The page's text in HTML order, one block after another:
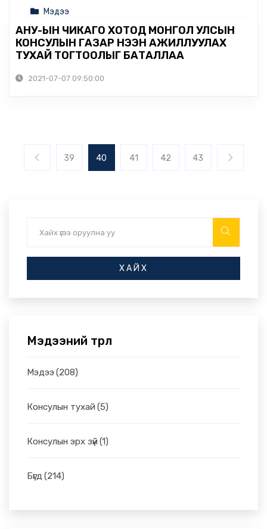
Мэдээ
АНУ-ЫН ЧИКАГО ХОТОД МОНГОЛ УЛСЫН
КОНСУЛЫН ГАЗАР НЭЭН АЖИЛЛУУЛАХ
ТУХАЙ ТОГТООЛЫГ БАТАЛЛАА
2021-07-07 09:50:00
39 40 41 42 43
ХАЙХ
Мэдээний төрөл
Мэдээ (208)
Консулын тухай (5)
Консулын эрх зүй (1)
Бүгд (214)